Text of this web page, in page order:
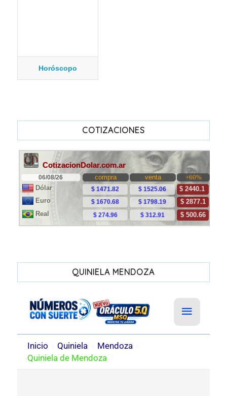
Horóscopo
COTIZACIONES
QUINIELA MENDOZA